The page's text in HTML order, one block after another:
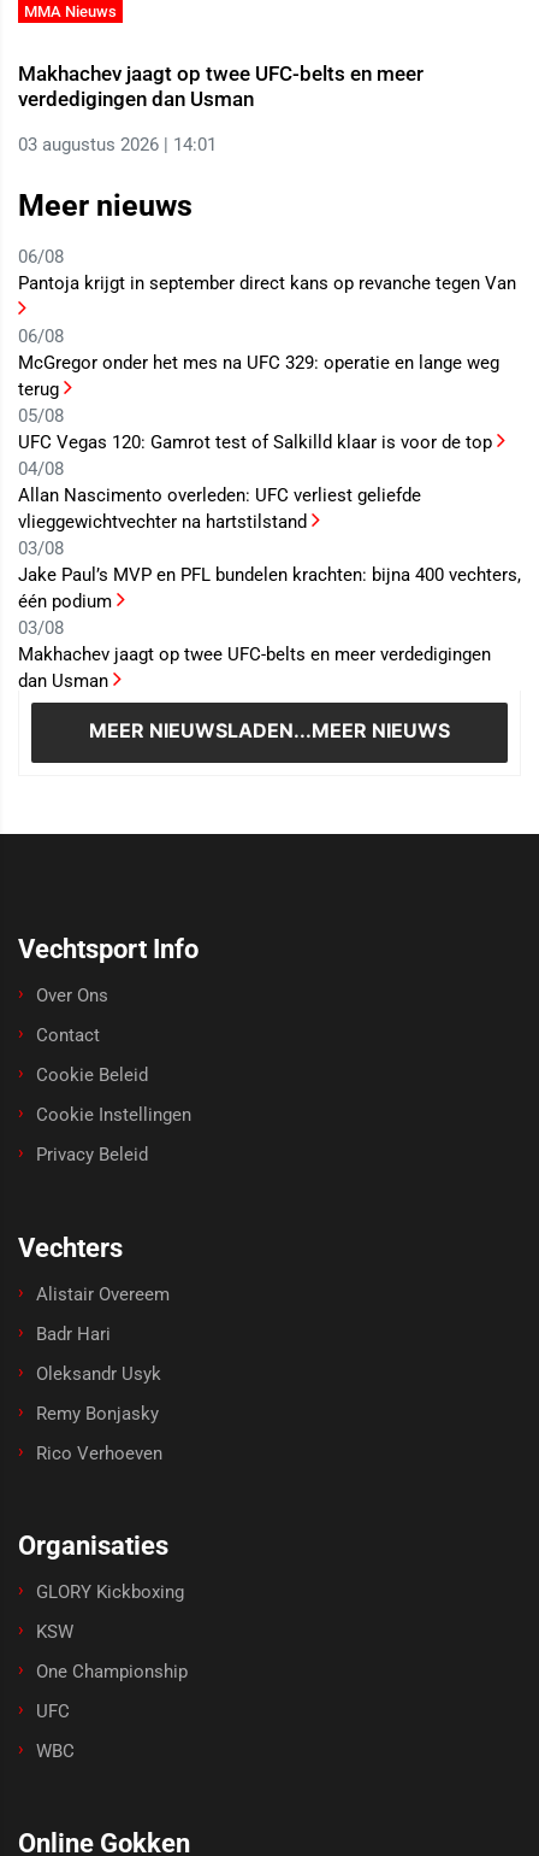
MMA Nieuws
Makhachev jaagt op twee UFC-belts en meer
verdedigingen dan Usman
03 augustus 2026 | 14:01
Meer nieuws
06/08
Pantoja krijgt in september direct kans op revanche tegen Van
06/08
McGregor onder het mes na UFC 329: operatie en lange weg
terug
05/08
UFC Vegas 120: Gamrot test of Salkilld klaar is voor de top
04/08
Allan Nascimento overleden: UFC verliest geliefde
vlieggewichtvechter na hartstilstand
03/08
Jake Paul’s MVP en PFL bundelen krachten: bijna 400 vechters,
één podium
03/08
Makhachev jaagt op twee UFC-belts en meer verdedigingen
dan Usman
MEER NIEUWSLADEN...MEER NIEUWS
Vechtsport Info
Over Ons
Contact
Cookie Beleid
Cookie Instellingen
Privacy Beleid
Vechters
Alistair Overeem
Badr Hari
Oleksandr Usyk
Remy Bonjasky
Rico Verhoeven
Organisaties
GLORY Kickboxing
KSW
One Championship
UFC
WBC
Online Gokken